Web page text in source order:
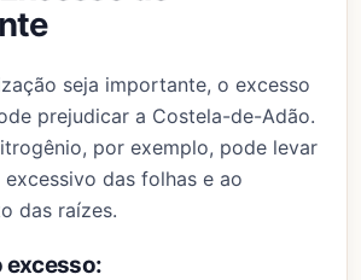
seja importante, o excesso
prejudicar a Costela-de-Adão.
por exemplo, pode levar
das folhas e ao
das raízes.
excesso: